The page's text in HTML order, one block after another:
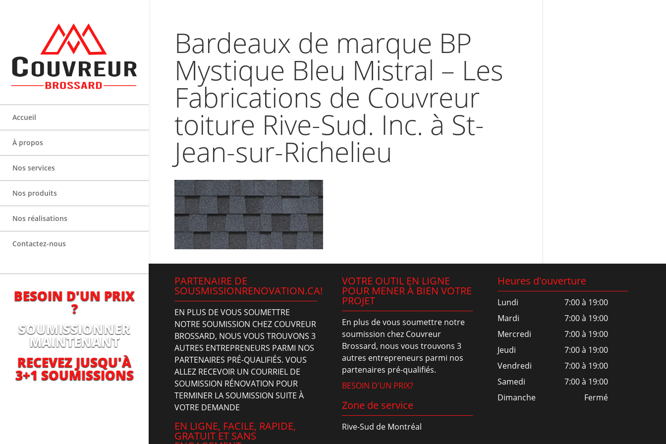
Accueil
À propos
Nos services
Nos produits
Nos réalisations
Contactez-nous
BESOIN D'UN PRIX
?
SOUMISSIONNER
MAINTENANT
RECEVEZ JUSQU'À
3+1 SOUMISSIONS
Bardeaux de marque BP
Mystique Bleu Mistral – Les
Fabrications de Couvreur
toiture Rive-Sud. Inc. à St-
Jean-sur-Richelieu
PARTENAIRE DE
SOUSMISSIONRENOVATION.CA!
EN PLUS DE VOUS SOUMETTRE
NOTRE SOUMISSION CHEZ COUVREUR
BROSSARD, NOUS VOUS TROUVONS 3
AUTRES ENTREPRENEURS PARMI NOS
PARTENAIRES PRÉ-QUALIFIÉS. VOUS
ALLEZ RECEVOIR UN COURRIEL DE
SOUMISSION RÉNOVATION POUR
TERMINER LA SOUMISSION SUITE À
VOTRE DEMANDE
EN LIGNE, FACILE, RAPIDE,
GRATUIT ET SANS
VOTRE OUTIL EN LIGNE
POUR MENER À BIEN VOTRE
PROJET
En plus de vous soumettre notre
soumission chez Couvreur
Brossard, nous vous trouvons 3
autres entrepreneurs parmi nos
partenaires pré-qualifiés.
BESOIN D'UN PRIX?
Zone de service
Rive-Sud de Montréal
Heures d'ouverture
Lundi
7:00 à 19:00
Mardi
7:00 à 19:00
Mercredi
7:00 à 19:00
Jeudi
7:00 à 19:00
Vendredi
7:00 à 19:00
Samedi
7:00 à 19:00
Dimanche
Fermé